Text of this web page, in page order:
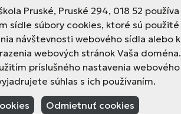
Pruské, Pruské 294, 018 52 používa
sídle súbory cookies, ktoré sú použité
návštevnosti webového sídla alebo k
webových stránok Vaša doména.
príslušného nastavenia webového
súhlas s ich používaním.
Odmietnuť cookies